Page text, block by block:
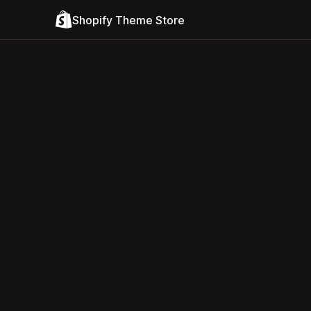
Shopify Theme Store